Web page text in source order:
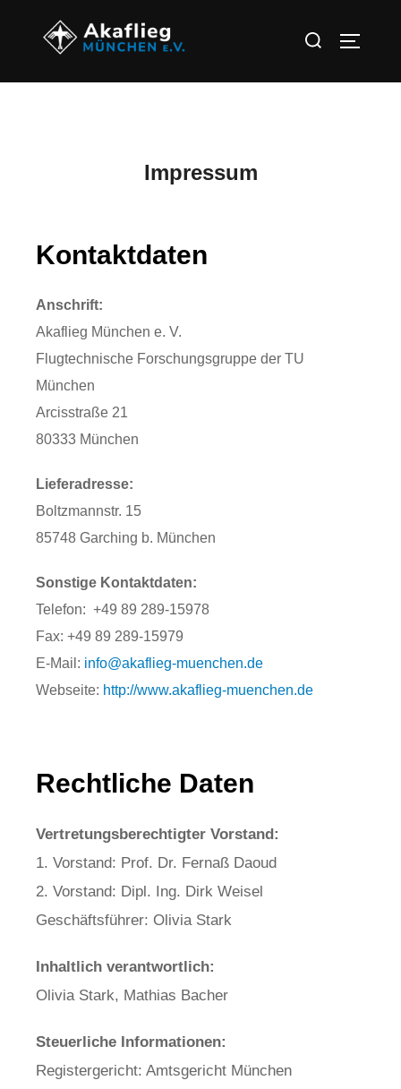
Impressum
Kontaktdaten
Anschrift:
Akaflieg München e. V.
Flugtechnische Forschungsgruppe der TU
München
Arcisstraße 21
80333 München
Lieferadresse:
Boltzmannstr. 15
85748 Garching b. München
Sonstige Kontaktdaten:
Telefon: +49 89 289-15978
Fax: +49 89 289-15979
E-Mail: info@akaflieg-muenchen.de
Webseite: http://www.akaflieg-muenchen.de
Rechtliche Daten
Vertretungsberechtigter Vorstand:
1. Vorstand: Prof. Dr. Fernaß Daoud
2. Vorstand: Dipl. Ing. Dirk Weisel
Geschäftsführer: Olivia Stark
Inhaltlich verantwortlich:
Olivia Stark, Mathias Bacher
Steuerliche Informationen:
Registergericht: Amtsgericht München